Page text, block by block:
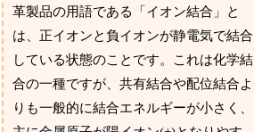
革製品の用語である「イオン結合」と
は、正イオンと負イオンが静電気で結合
している状態のことです。これは化学結
合の一種ですが、共有結合や配位結合よ
りも一般的に結合エネルギーが小さく、